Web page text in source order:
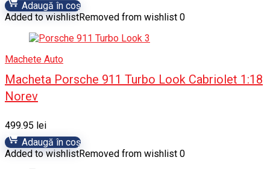
Adaugă în coș
Added to wishlistRemoved from wishlist 0
Machete Auto
Macheta Porsche 911 Turbo Look Cabriolet 1:18
Norev
499.95 lei
Adaugă în coș
Added to wishlistRemoved from wishlist 0